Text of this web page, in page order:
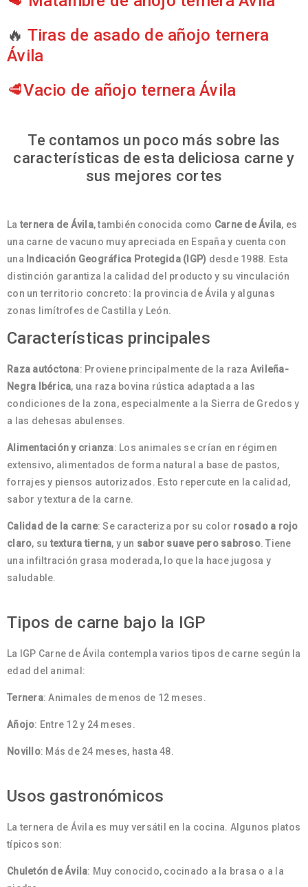
🔥 Tiras de asado de añojo ternera
Ávila
🥩Vacio de añojo ternera Ávila
Te contamos un poco más sobre las
características de esta deliciosa carne y
sus mejores cortes
Laternera de Ávila, también conocida como Carne de Ávila, es
una carne de vacuno muy apreciada en España y cuenta con
una Indicación Geográfica Protegida (IGP) desde 1988. Esta
distinción garantiza la calidad del producto y su vinculación
con un territorio concreto: la provincia de Ávila y algunas
zonas limítrofes de Castilla y León.
Características principales
Raza autóctona: Proviene principalmente de la raza Avileña-
Negra Ibérica, una raza bovina rústica adaptada a las
condiciones de la zona, especialmente a la Sierra de Gredos y
a las dehesas abulenses.
Alimentación y crianza: Los animales se crían en régimen
extensivo, alimentados de forma natural a base de pastos,
forrajes y piensos autorizados. Esto repercute en la calidad,
sabor y textura de la carne.
Calidad de la carne: Se caracteriza por su color rosado a rojo
claro, sutextura tierna, y un sabor suave pero sabroso. Tiene
una infiltración grasa moderada, lo que la hace jugosa y
saludable.
Tipos de carne bajo la IGP
La IGP Carne de Ávila contempla varios tipos de carne según la
edad del animal:
Ternera: Animales de menos de 12 meses.
Añojo: Entre 12 y 24 meses.
Novillo: Más de 24 meses, hasta 48.
Usos gastronómicos
La ternera de Ávila es muy versátil en la cocina. Algunos platos
típicos son:
Chuletón de Ávila: Muy conocido, cocinado a la brasa o a la